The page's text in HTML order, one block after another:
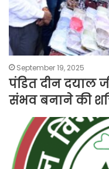
September 19, 2025
पंडित दीन दयाल
संभव बनाने की